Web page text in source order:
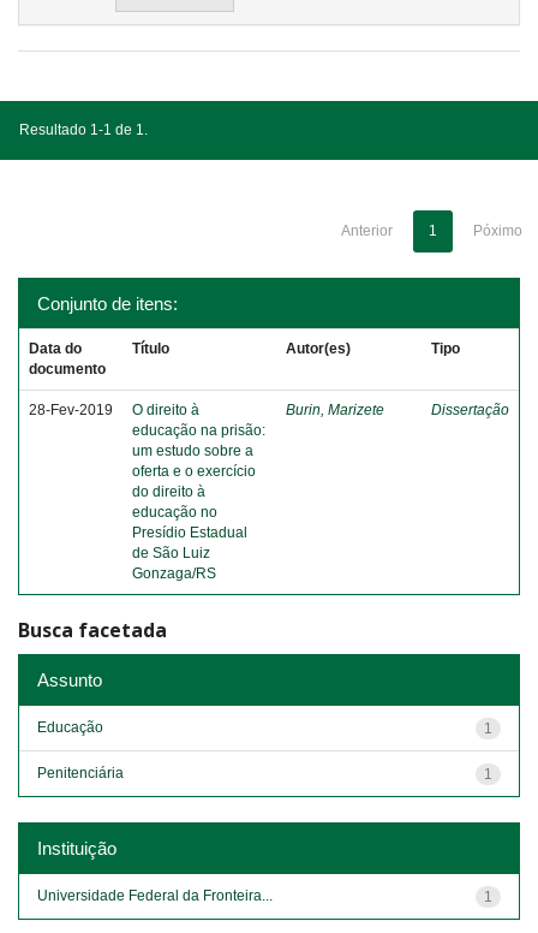
Resultado 1-1 de 1.
Anterior 1 Póximo
Conjunto de itens:
Data do
documento
Título Autor(es) Tipo
28-Fev-2019
O direito à
educação na prisão:
um estudo sobre a
oferta e o exercício
do direito à
educação no
Presídio Estadual
de São Luiz
Gonzaga/RS
Burin, Marizete Dissertação
Busca facetada
Assunto
1
Educação
1
Penitenciária
Instituição
1
Universidade Federal da Fronteira...